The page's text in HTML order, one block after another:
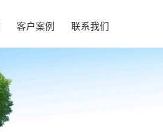
客户案例 联系我们